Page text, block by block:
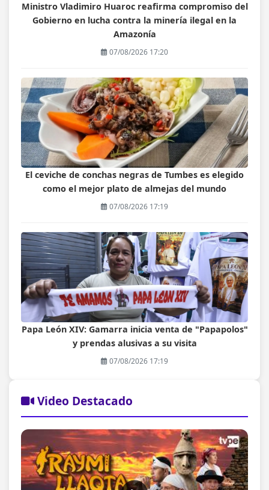
Ministro Vladimiro Huaroc reafirma compromiso del
Gobierno en lucha contra la minería ilegal en la
Amazonía
07/08/2026 17:20
El ceviche de conchas negras de Tumbes es elegido
como el mejor plato de almejas del mundo
07/08/2026 17:19
Papa León XIV: Gamarra inicia venta de "Papapolos"
y prendas alusivas a su visita
07/08/2026 17:19
Video Destacado